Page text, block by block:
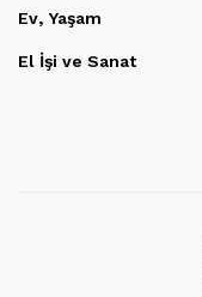
Ev, Yaşam
El İşi ve Sanat